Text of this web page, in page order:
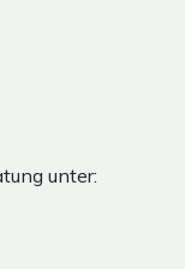
unter: